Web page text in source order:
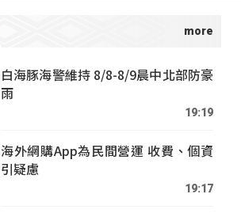
白海豚海警維持 8/8-8/9晨中北部防豪
雨
19:19
海外網購App為民間營運 收費、個資
引疑慮
19:17